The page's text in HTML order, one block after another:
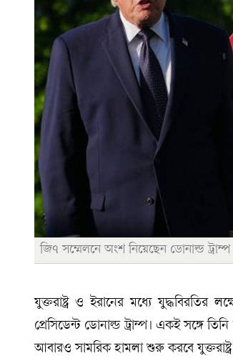
জি৭ সম্মেলনে অংশ নিয়েছেন ডোনাল্ড
যুক্তরাষ্ট্র ও ইরানের মধ্যে
প্রেসিডেন্ট ডোনাল্ড ট্রাম্প। একই সঙ্গে
আবারও সামরিক হামলা শুরু করবে